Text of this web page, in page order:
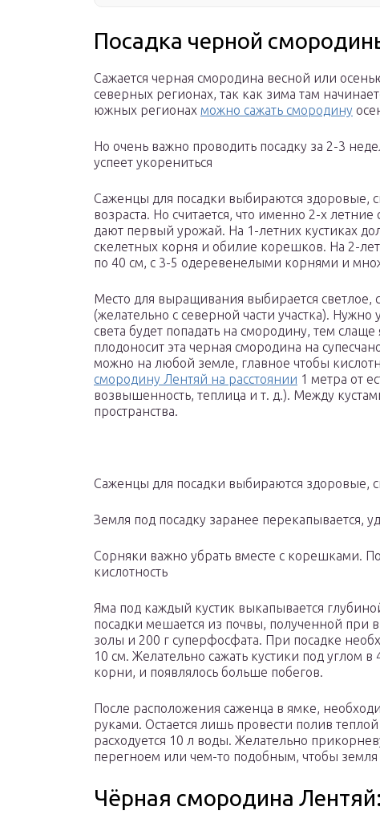
Посадка черной
Сажается черная смородина весной или
северных регионах, так как зима там
южных регионах можно сажать смородину
Но очень важно проводить посадку за 2-3
успеет укорениться
Саженцы для посадки выбираются здоровые,
возраста. Но считается, что именно 2-х
дают первый урожай. На 1-летних кустиках
скелетных корня и обилие корешков. На 2-
по 40 см, с 3-5 одеревенелыми корнями и
Место для выращивания выбирается
(желательно с северной части участка).
света будет попадать на смородину, тем
плодоносит эта черная смородина на
можно на любой земле, главное чтобы
смородину Лентяй на расстоянии 1 метра от
возвышенность, теплица и т. д.). Между
пространства.
Саженцы для посадки выбираются здоровые,
Земля под посадку заранее перекапывается,
Сорняки важно убрать вместе с корешками.
кислотность
Яма под каждый кустик выкапывается
посадки мешается из почвы, полученной при
золы и 200 г суперфосфата. При посадке
10 см. Желательно сажать кустики под углом
корни, и появлялось больше побегов.
После расположения саженца в ямке,
руками. Остается лишь провести полив
расходуется 10 л воды. Желательно
перегноем или чем-то подобным, чтобы
Чёрная смородина